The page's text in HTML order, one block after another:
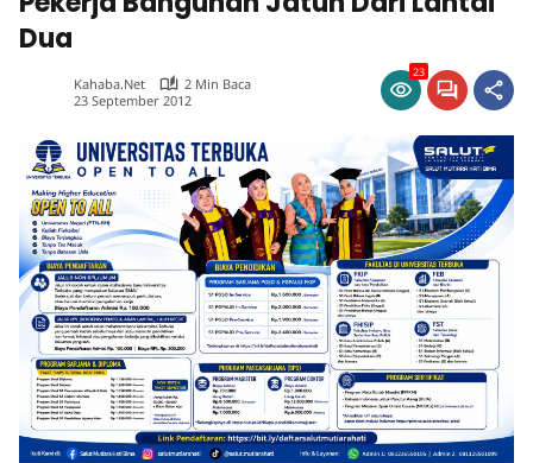
Dua
Kahaba.net
2 Min Baca
23 September 2012
23